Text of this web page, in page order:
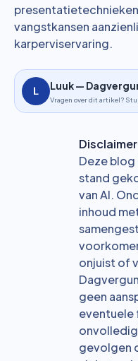
vangstkansen
karperviservaring.
Luuk —
Vragen over dit artikel?
Disclaimer
Deze
stand
van AI.
inhoud
onjuist of
geen
eventuele
gevolgen